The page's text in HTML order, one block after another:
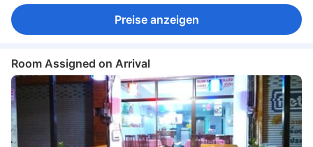
Preise anzeigen
Room Assigned on Arrival